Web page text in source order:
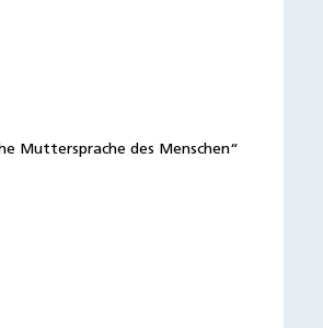
Muttersprache des Menschen“